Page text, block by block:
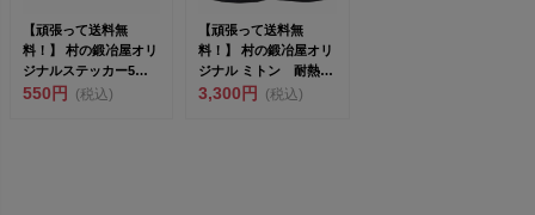
【頑張って送料無
料！】 村の鍛冶屋オリ
ジナルステッカー5枚
セット サイズは
550円 (税込)
【頑張って送料無
料！】 村の鍛冶屋オリ
ジナル ミトン 耐熱グ
3,300円 (税込)